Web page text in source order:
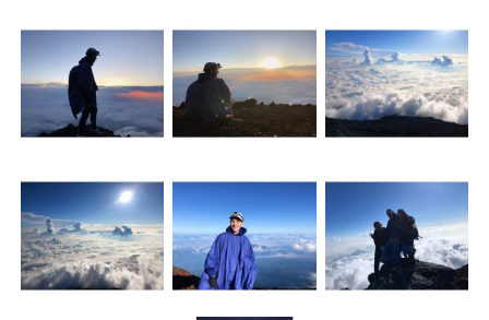
Русский ไทย
Indonesia Italiano
Português